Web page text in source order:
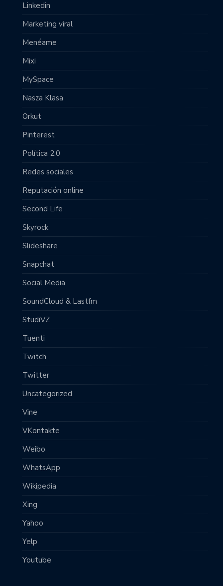
Linkedin
Marketing viral
Menéame
Mixi
MySpace
Nasza Klasa
Orkut
Pinterest
Política 2.0
Redes sociales
Reputación online
Second Life
Skyrock
Slideshare
Snapchat
Social Media
SoundCloud & Lastfm
StudiVZ
Tuenti
Twitch
Twitter
Uncategorized
Vine
VKontakte
Weibo
WhatsApp
Wikipedia
Xing
Yahoo
Yelp
Youtube